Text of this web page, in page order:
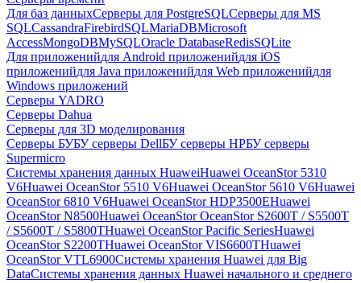
Для баз данныхСерверы для PostgreSQLСерверы для MS
SQLCassandraFirebirdSQLMariaDBMicrosoft
AccessMongoDBMySQLOracle DatabaseRedisSQLite
Для приложенийдля Android приложенийдля iOS
приложенийдля Java приложенийдля Web приложенийдля
Windows приложений
Серверы YADRO
Серверы Dahua
Серверы для 3D моделирования
Серверы БУБУ серверы DellБУ серверы HPБУ серверы
Supermicro
Системы хранения данных HuaweiHuawei OceanStor 5310
V6Huawei OceanStor 5510 V6Huawei OceanStor 5610 V6Huawei
OceanStor 6810 V6Huawei OceanStor HDP3500EHuawei
OceanStor N8500Huawei OceanStor OceanStor S2600T / S5500T
/ S5600T / S5800THuawei OceanStor Pacific SeriesHuawei
OceanStor S2200THuawei OceanStor VIS6600THuawei
OceanStor VTL6900Системы хранения Huawei для Big
DataСистемы хранения данных Huawei начального и среднего